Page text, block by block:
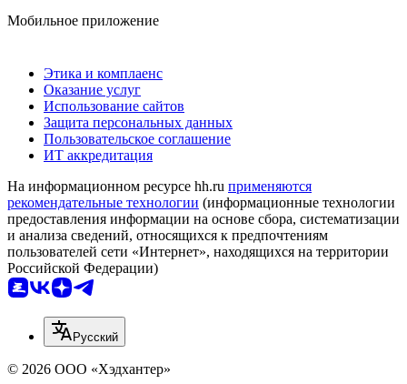
Мобильное приложение
Этика и комплаенс
Оказание услуг
Использование сайтов
Защита персональных данных
Пользовательское соглашение
ИТ аккредитация
На информационном ресурсе hh.ru применяются
рекомендательные технологии (информационные технологии
предоставления информации на основе сбора, систематизации
и анализа сведений, относящихся к предпочтениям
пользователей сети «Интернет», находящихся на территории
Российской Федерации)
Русский
© 2026 ООО «Хэдхантер»